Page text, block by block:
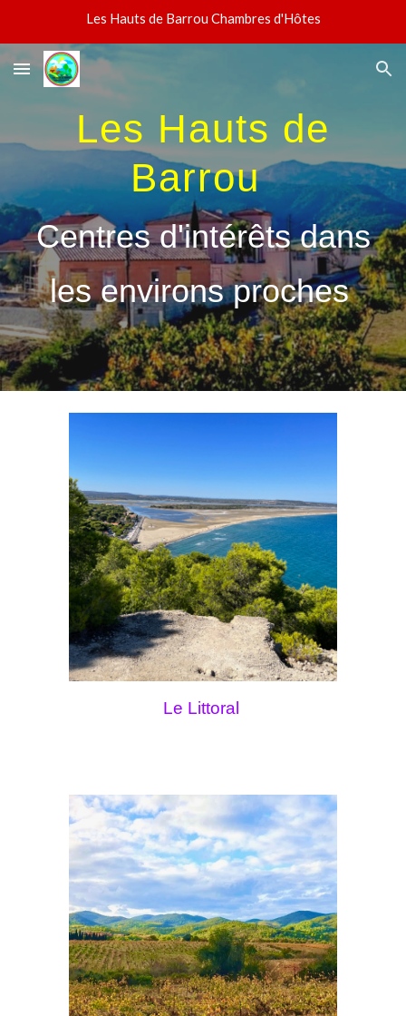
Les Hauts de Barrou Chambres d'Hôtes
Les Hauts de
Barrou
Centres d'intérêts dans
les environs proches
Le Littoral